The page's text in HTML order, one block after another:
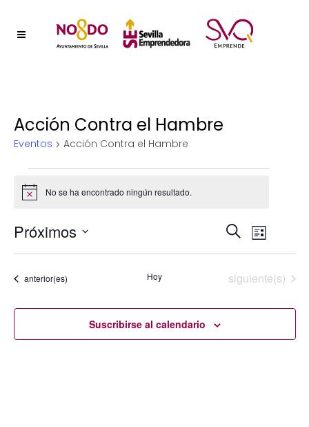
Acción Contra el Hambre
Eventos Acción Contra el Hambre
Eventos
Aviso No se ha encontrado ningún resultado.
de
Buscar
de
vistas
de
Lista
Próximos
Selecciona
fecha.
Eventos
anterior(es) Hoy Eventos
siguiente(s)
Suscribirse al calendario